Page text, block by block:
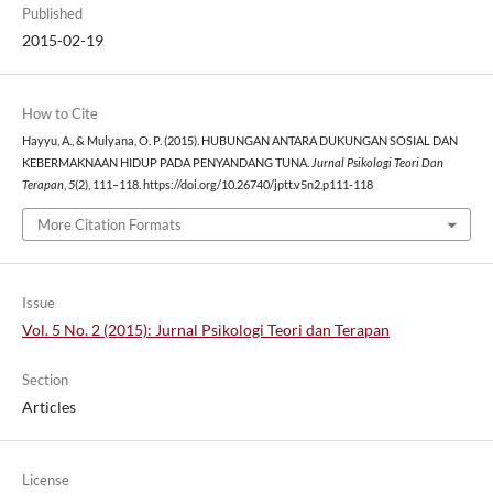
Published
2015-02-19
How to Cite
Hayyu, A., & Mulyana, O. P. (2015). HUBUNGAN ANTARA DUKUNGAN SOSIAL DAN
KEBERMAKNAAN HIDUP PADA PENYANDANG TUNA. Jurnal Psikologi Teori Dan
Terapan, 5(2), 111–118. https://doi.org/10.26740/jptt.v5n2.p111-118
More Citation Formats
Issue
Vol. 5 No. 2 (2015): Jurnal Psikologi Teori dan Terapan
Section
Articles
License